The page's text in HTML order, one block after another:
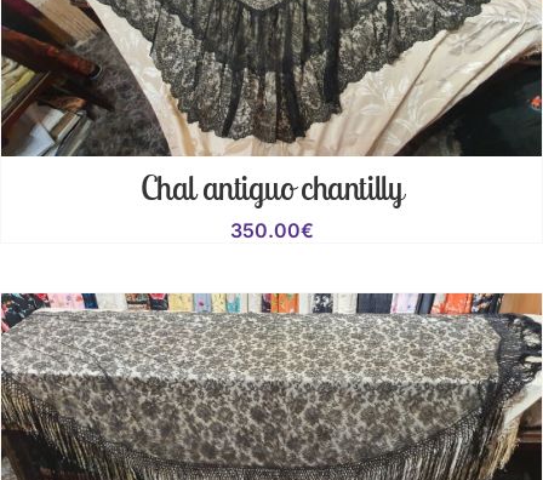
Chal antiguo chantilly
350.00€